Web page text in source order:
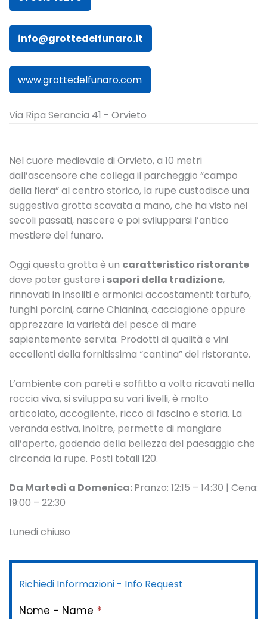
info@grottedelfunaro.it
www.grottedelfunaro.com
Via Ripa Serancia 41 - Orvieto
Nel cuore medievale di Orvieto, a 10 metri
dall’ascensore che collega il parcheggio “campo
della fiera” al centro storico, la rupe custodisce una
suggestiva grotta scavata a mano, che ha visto nei
secoli passati, nascere e poi svilupparsi l’antico
mestiere del funaro.
Oggi questa grotta è un caratteristico ristorante
dove poter gustare i sapori della tradizione,
rinnovati in insoliti e armonici accostamenti: tartufo,
funghi porcini, carne Chianina, cacciagione oppure
apprezzare la varietà del pesce di mare
sapientemente servita. Prodotti di qualità e vini
eccellenti della fornitissima “cantina” del ristorante.
L’ambiente con pareti e soffitto a volta ricavati nella
roccia viva, si sviluppa su vari livelli, è molto
articolato, accogliente, ricco di fascino e storia. La
veranda estiva, inoltre, permette di mangiare
all’aperto, godendo della bellezza del paesaggio che
circonda la rupe. Posti totali 120.
Da Martedì a Domenica:Pranzo: 12:15 – 14:30 | Cena:
19:00 – 22:30
Lunedi chiuso
Richiedi Informazioni - Info Request
Nome - Name *